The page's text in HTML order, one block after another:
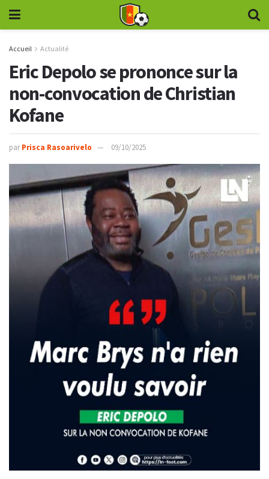
Accueil Actualité
Eric Depolo se prononce sur la
non-convocation de Christian
Kofane
par Prisca Rasoarivelo 09/10/2025